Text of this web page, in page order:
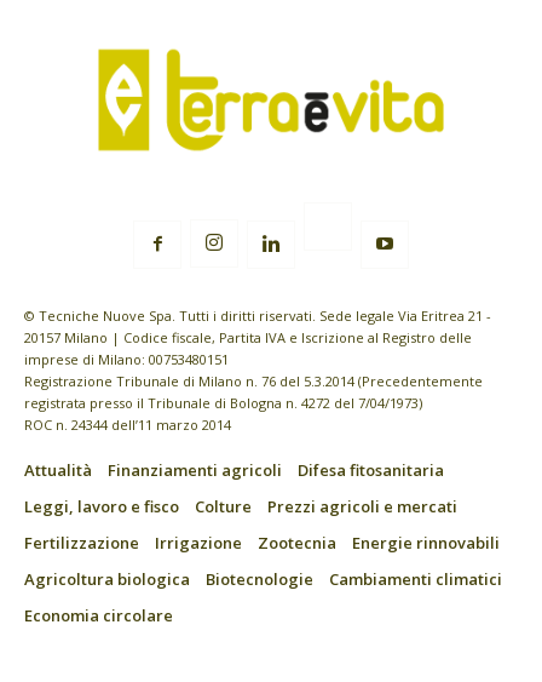
© Tecniche Nuove Spa. Tutti i diritti riservati. Sede legale Via Eritrea 21 -
20157 Milano | Codice fiscale, Partita IVA e Iscrizione al Registro delle
imprese di Milano: 00753480151
Registrazione Tribunale di Milano n. 76 del 5.3.2014 (Precedentemente
registrata presso il Tribunale di Bologna n. 4272 del 7/04/1973)
ROC n. 24344 dell’11 marzo 2014
Attualità Finanziamenti agricoli
Difesa fitosanitaria
Leggi, lavoro e fisco
Colture
Prezzi agricoli e mercati
Fertilizzazione
Irrigazione Zootecnia
Energie rinnovabili
Agricoltura biologica
Biotecnologie
Cambiamenti climatici
Economia circolare